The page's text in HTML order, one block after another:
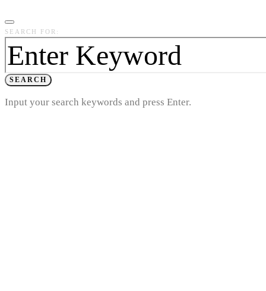
SEARCH FOR:
SEARCH
Input your search keywords and press Enter.